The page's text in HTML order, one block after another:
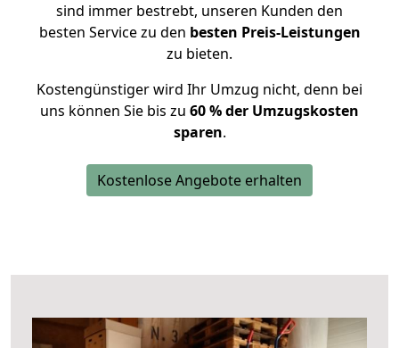
sind immer bestrebt, unseren Kunden den
besten Service zu den besten Preis-Leistungen
zu bieten.
Kostengünstiger wird Ihr Umzug nicht, denn bei
uns können Sie bis zu 60 % der Umzugskosten
sparen.
Kostenlose Angebote erhalten